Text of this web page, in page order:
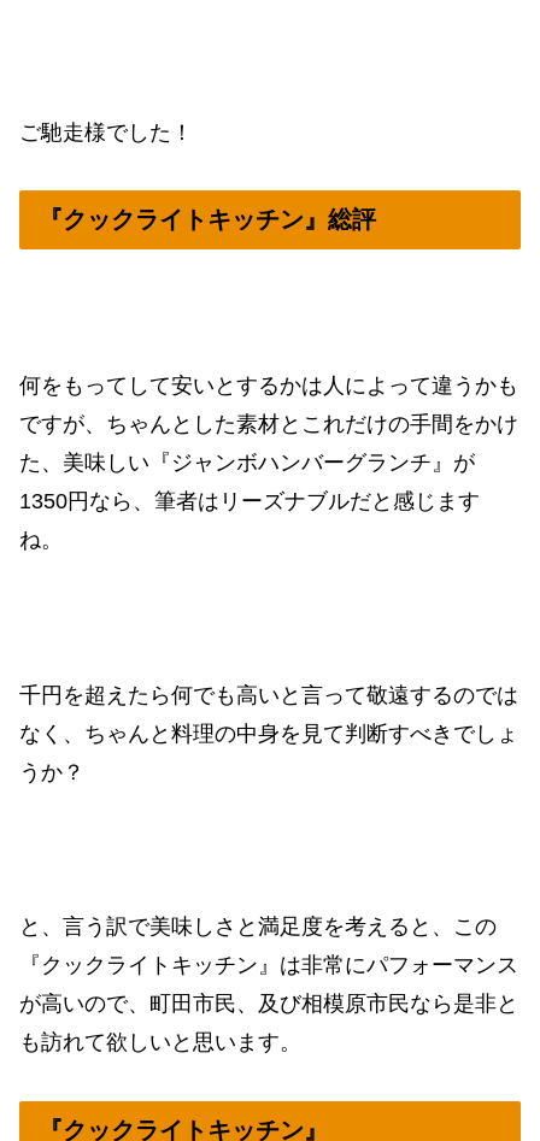
ご馳走様でした！
『クックライトキッチン』総評
何をもってして安いとするかは人によって違うかも
ですが、ちゃんとした素材とこれだけの手間をかけ
た、美味しい『ジャンボハンバーグランチ』が
1350円なら、筆者はリーズナブルだと感じます
ね。
千円を超えたら何でも高いと言って敬遠するのでは
なく、ちゃんと料理の中身を見て判断すべきでしょ
うか？
と、言う訳で美味しさと満足度を考えると、この
『クックライトキッチン』は非常にパフォーマンス
が高いので、町田市民、及び相模原市民なら是非と
も訪れて欲しいと思います。
『クックライトキッチン』